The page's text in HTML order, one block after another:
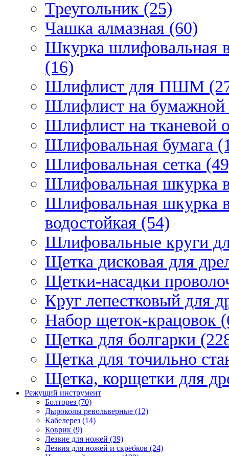
Треугольник (25)
Чашка алмазная (60)
Шкурка шлифовальная
(16)
Шлифлист для ПШМ
Шлифлист на бумажной
Шлифлист на тканевой
Шлифовальная бумага
Шлифовальная сетка
Шлифовальная шкурка
Шлифовальная шкурка
водостойкая (54)
Шлифовальные круги
Щетка дисковая для
Щетки-насадки
Круг лепестковый для
Набор щеток-крацовок
Щетка для болгарки
Щетка для точильно
Щетка, корщетки для
Режущий инструмент
Болторез (70)
Дыроколы револьверные (12)
Кабелерез (14)
Коврик (9)
Лезвие для ножей (39)
Лезвия для ножей и скребков (24)